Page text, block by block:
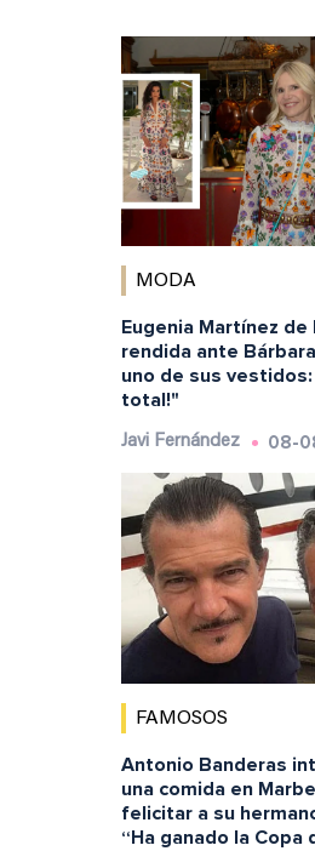
MODA
Eugenia Martínez de
rendida ante
uno de sus vestidos:
total!"
Javi Fernández 08-
FAMOSOS
Antonio Banderas
una comida en
felicitar a su
“Ha ganado la Copa